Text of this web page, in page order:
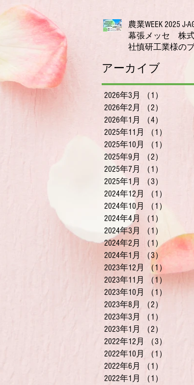
測定会を開催！
農業WEEK 2025
幕張メッセ 株
社慎研工業様の
かる体調チェック
無料で体験いた
ます〜
2025年9月11日
アーカイブ
2026年3月 （1）
2026年2月
（2）
2026年1月
（4）
2025年11月
（1）
2025年10月
（1）
2025年9月
（2）
2025年7月
（1）
2025年1月
（3）
2024年12月
（1）
2024年10月
（1）
2024年4月
（1）
2024年3月
（1）
1件の記
2024年2月
（1）1件の記
2024年1月
（3）
3件の記
2023年12月
（1）
1件の
2023年11月
（1）
2023年10月
（1）
2023年8月
（2）
2023年3月
（1）
2023年1月
（2）
2022年12月
（3）
2022年10月
（1）
2022年6月
（1）
2022年1月
（1）